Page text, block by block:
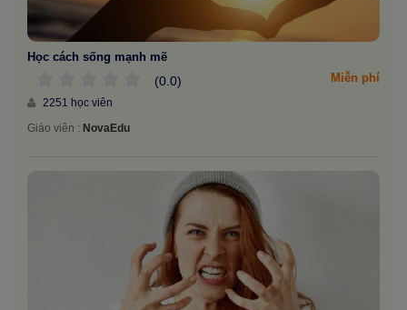
Học cách sống mạnh mẽ
(0.0) Miễn phí
2251 học viên
Giáo viên : NovaEdu